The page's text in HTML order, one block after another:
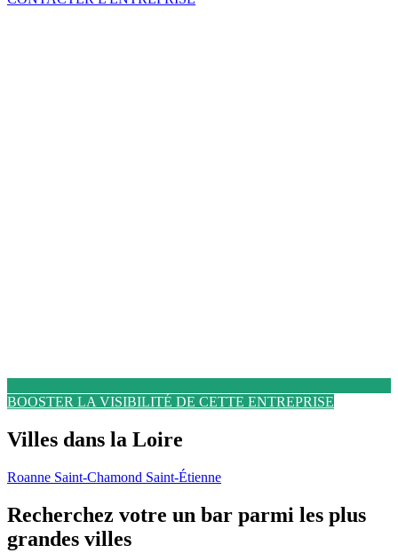
BOOSTER LA VISIBILITÉ DE CETTE ENTREPRISE
Villes dans la Loire
Roanne Saint-Chamond Saint-Étienne
Recherchez votre un bar parmi les plus
grandes villes